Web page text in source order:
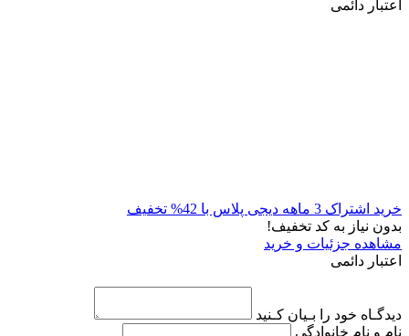
اعتبار دائمی
خرید اشتراک 3 ماهه دیجی پلاس با 42% تخفیف
بدون نیاز به کد تخفیف!
مشاهده جزئیات و خرید
اعتبار دائمی
دیدگـاه خود را بـیان کـنید
نام و نام خانوادگی